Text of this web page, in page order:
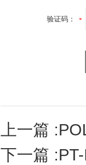
验证码：
上一篇 :
下一篇 :